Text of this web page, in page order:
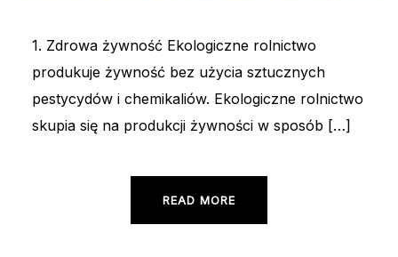
1. Zdrowa żywność Ekologiczne rolnictwo
produkuje żywność bez użycia sztucznych
pestycydów i chemikaliów. Ekologiczne rolnictwo
skupia się na produkcji żywności w sposób […]
READ MORE